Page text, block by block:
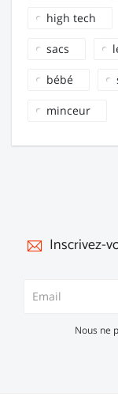
high tech
sacs
bébé
minceur
Inscrivez-
Nous ne